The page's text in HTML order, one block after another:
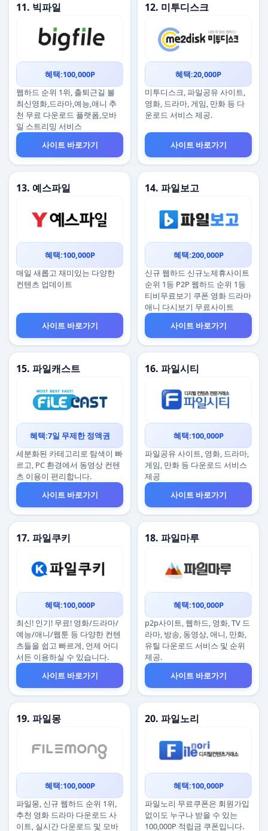
11. 빅파일
혜택:100,000P
웹하드 순위 1위, 출퇴근길 볼
최신영화,드라마,예능,애니 추
천 무료 다운로드 플랫폼,모바
일 스트리밍 서비스
사이트 바로가기
12. 미투디스크
혜택:20,000P
미투디스크, 파일공유 사이트,
영화, 드라마, 게임, 만화 등 다
운로드 서비스 제공.
사이트 바로가기
13. 예스파일
혜택:100,000P
매일 새롭고 재미있는 다양한
컨텐츠 업데이트
사이트 바로가기
14. 파일보고
혜택:200,000P
신규 웹하드 신규노제휴사이트
순위 1등 P2P 웹하드 순위 1등
티비무료보기 쿠폰 영화 드라마
애니 다시보기 무료사이트
사이트 바로가기
15. 파일캐스트
혜택:7일 무제한 정액권
세분화된 카테고리로 탐색이 빠
르고, PC 환경에서 동영상 컨텐
츠 이용이 편리합니다.
사이트 바로가기
16. 파일시티
혜택:100,000P
파일공유 사이트, 영화, 드라마,
게임, 만화 등 다운로드 서비스
제공
사이트 바로가기
17. 파일쿠키
혜택:100,000P
최신! 인기! 무료! 영화/드라마/
예능/애니/웹툰 등 다양한 컨텐
츠들을 쉽고 빠르게, 언제 어디
서든 이용하실 수 있습니다.
사이트 바로가기
18. 파일마루
혜택:100,000P
p2p사이트, 웹하드, 영화, TV 드
라마, 방송, 동영상, 애니, 만화,
유틸 다운로드 서비스 및 순위
제공.
사이트 바로가기
19. 파일몽
혜택:100,000P
파일몽, 신규 웹하드 순위 1위,
추천 영화 드라마 다운로드 사
이트, 실시간 다운로드 및 모바
20. 파일노리
혜택:100,000P
파일노리 무료쿠폰은 회원가입
없이도 누구나 받을 수 있는
100,000P 적립금 쿠폰입니다.